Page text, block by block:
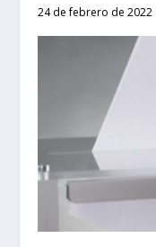
24 de febrero de 2022